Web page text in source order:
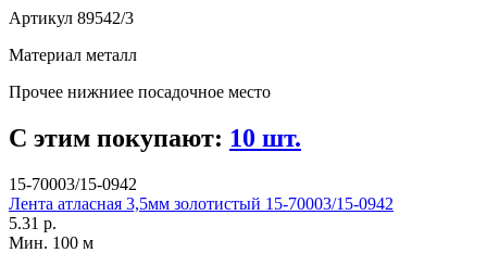
Артикул 89542/3
Материал металл
Прочее нижниее посадочное место
С этим покупают: 10 шт.
15-70003/15-0942
Лента атласная 3,5мм золотистый 15-70003/15-0942
5.31 р.
Мин. 100 м